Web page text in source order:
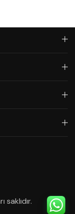
saklıdır.